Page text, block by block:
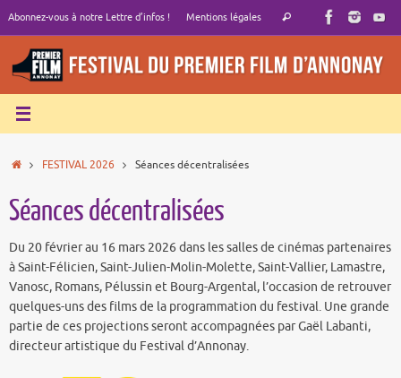
contenu
Abonnez-vous à notre Lettre d’infos ! Mentions légales
Recherche
Rechercher
AccueilFESTIVAL 2026 Séances décentralisées
Séances décentralisées
Du 20 février au 16 mars 2026 dans les salles de cinémas partenaires
à Saint-Félicien, Saint-Julien-Molin-Molette, Saint-Vallier, Lamastre,
Vanosc, Romans, Pélussin et Bourg-Argental, l’occasion de retrouver
quelques-uns des films de la programmation du festival. Une grande
partie de ces projections seront accompagnées par Gaël Labanti,
directeur artistique du Festival d’Annonay.